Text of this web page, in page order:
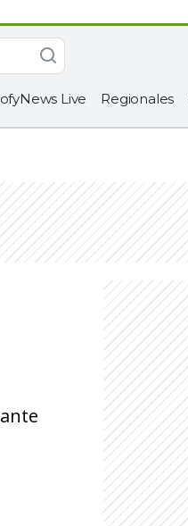
Live Regionales